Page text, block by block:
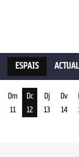
ESPAIS
Dm
11
Dc
12
Dj
13
Dv
14